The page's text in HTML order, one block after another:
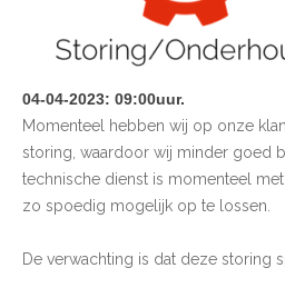
04-04-2023: 09:00uur.
Momenteel hebben wij op onze
storing, waardoor wij minder goed
technische dienst is momenteel
zo spoedig mogelijk op te lossen.
De verwachting is dat deze storing